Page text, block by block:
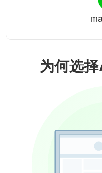
为何选